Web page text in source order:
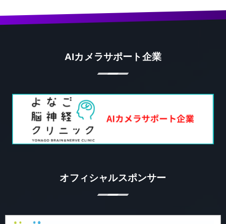
AIカメラサポート企業
オフィシャルスポンサー